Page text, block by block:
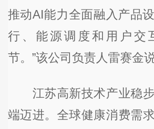
推动AI能力全面融入产品
行、能源调度和用户交
节。”该公司负责人雷赛金说
江苏高新技术产业稳步
端迈进。全球健康消费需